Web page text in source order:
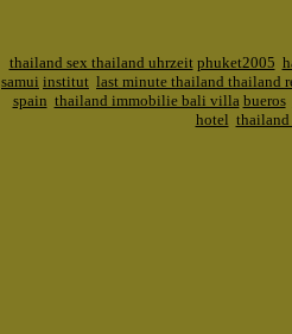
thailand sex thailand uhrzeit phuket2005
samui institut last minute thailand thailand
spain thailand immobilie bali villa bueros
hotel